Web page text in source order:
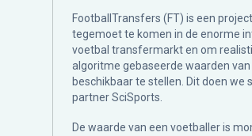
FootballTransfers (FT) is een
tegemoet te komen in de enorme
voetbal transfermarkt en om
algoritme gebaseerde waarden
beschikbaar te stellen. Dit doen we
partnerSciSports.
De waarde van een voetballer is